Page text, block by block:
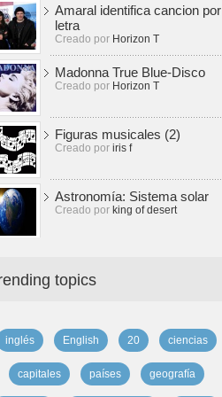
Amaral identifica cancion por
letra
Creado por Horizon T
Madonna True Blue-Disco
Creado por Horizon T
Figuras musicales (2)
Creado por iris f
Astronomía: Sistema solar
Creado por king of desert
topics
inglés English 20 ciencias
capitales países geografía